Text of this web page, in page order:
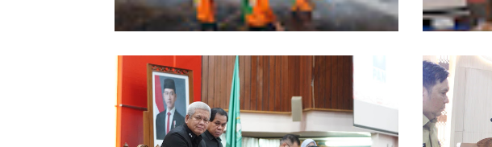
Karhutla Dekati SMKN 1 Sungai Raya, Tim
Layanan